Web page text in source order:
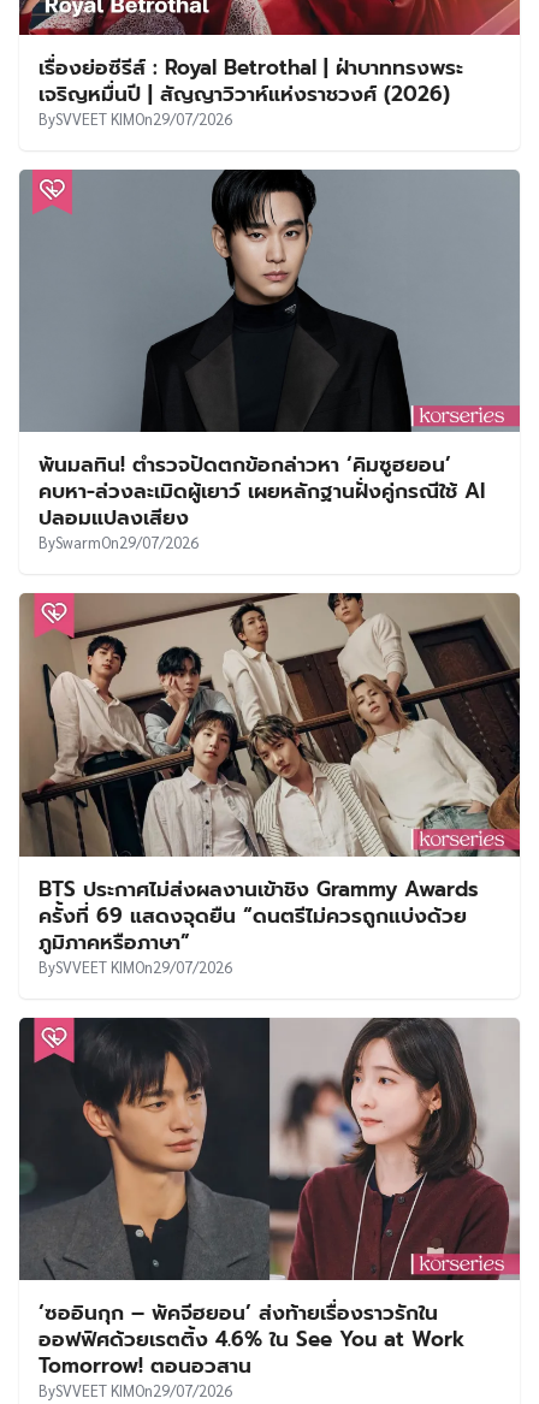
เรื่องย่อซีรีส์ : Royal Betrothal | ฝ่าบาททรงพระ
เจริญหมื่นปี | สัญญาวิวาห์แห่งราชวงศ์ (2026)
BySVVEET KIMOn29/07/2026
พ้นมลทิน! ตำรวจปัดตกข้อกล่าวหา ‘คิมซูฮยอน’
คบหา-ล่วงละเมิดผู้เยาว์ เผยหลักฐานฝั่งคู่กรณีใช้ AI
ปลอมแปลงเสียง
BySwarmOn29/07/2026
BTS ประกาศไม่ส่งผลงานเข้าชิง Grammy Awards
ครั้งที่ 69 แสดงจุดยืน “ดนตรีไม่ควรถูกแบ่งด้วย
ภูมิภาคหรือภาษา”
BySVVEET KIMOn29/07/2026
‘ซออินกุก – พัคจีฮยอน’ ส่งท้ายเรื่องราวรักใน
ออฟฟิศด้วยเรตติ้ง 4.6% ใน See You at Work
Tomorrow! ตอนอวสาน
BySVVEET KIMOn29/07/2026